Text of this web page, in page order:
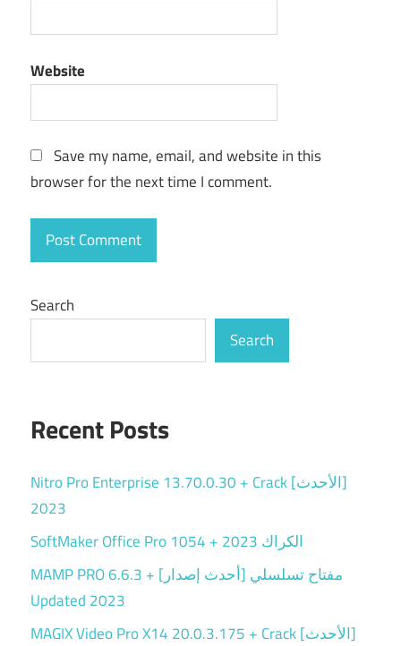
Website
Save my name, email, and website in this
browser for the next time I comment.
Search
Search
Recent Posts
Nitro Pro Enterprise 13.70.0.30 + Crack [الأحدث]
2023
SoftMaker Office Pro 1054 + الكراك 2023
MAMP PRO 6.6.3 + مفتاح تسلسلي [أحدث إصدار]
Updated 2023
MAGIX Video Pro X14 20.0.3.175 + Crack [الأحدث]